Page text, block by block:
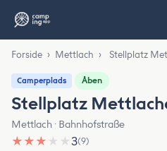
Forside › Mettlach › Stellplatz
Camperplads Åben
Stellplatz
Mettlach · Bahnhofstraße
★ ★ ★ ★ ★3(9)